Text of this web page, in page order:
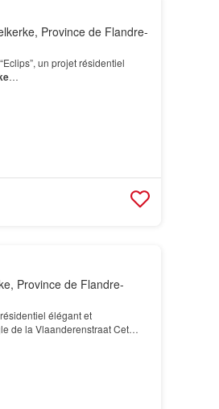
Province de Flandre-
un projet résidentiel
…
Province de Flandre-
élégant et
de la Vlaanderenstraat Cet